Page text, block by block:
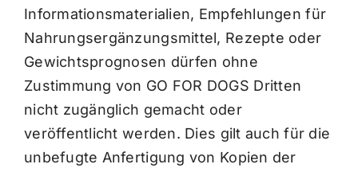
Informationsmaterialien, Empfehlungen für
Nahrungsergänzungsmittel, Rezepte oder
Gewichtsprognosen dürfen ohne
Zustimmung von GO FOR DOGS Dritten
nicht zugänglich gemacht oder
veröffentlicht werden. Dies gilt auch für die
unbefugte Anfertigung von Kopien der